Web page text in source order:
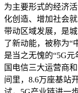
为主要形式的经济
化创造、增加社会
带动区域发展，是
了新动能，被称为“
是当之无愧的“5G
国电信三大运营商
间里，8.6万座基站